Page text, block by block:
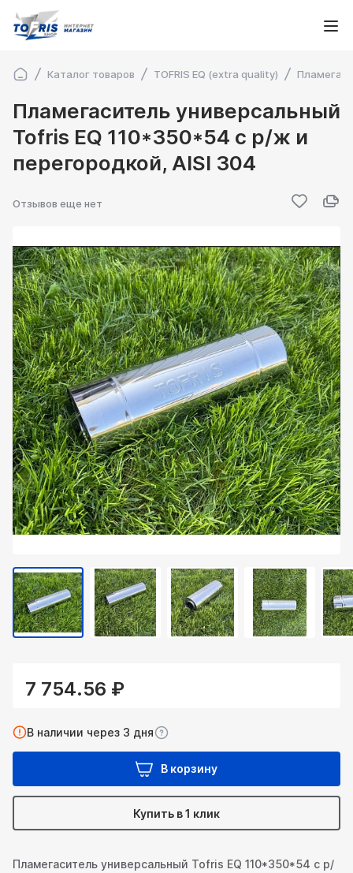
Каталог товаров TOFRIS EQ (extra quality)
Пламегаситель универсальный
Tofris EQ 110*350*54 с р/ж и
перегородкой, AISI 304
Отзывов еще нет
7 754.56 ₽
В наличии через 3 дня
В корзину
Купить в 1 клик
Пламегаситель универсальный Tofris EQ 110*350*54 с р/